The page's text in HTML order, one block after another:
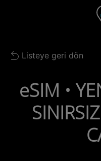
Gezinme
Back to list
Listeye geri dön
eSIM •